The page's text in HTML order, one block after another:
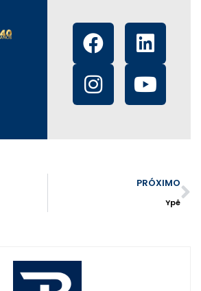
PRÓXIMO
Ypê